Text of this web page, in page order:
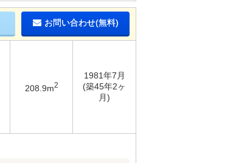
お問い合わせ(無料)
208.9m2
1981年7月
(築45年2ヶ
月)